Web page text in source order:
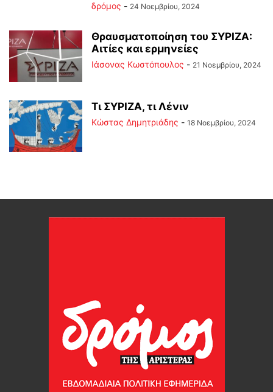
δρόμος - 24 Νοεμβρίου, 2024
Θραυσματοποίηση του ΣΥΡΙΖΑ:
Αιτίες και ερμηνείες
Ιάσονας Κωστόπουλος - 21 Νοεμβρίου, 2024
Τι ΣΥΡΙΖΑ, τι Λένιν
Kώστας Δημητριάδης - 18 Νοεμβρίου, 2024